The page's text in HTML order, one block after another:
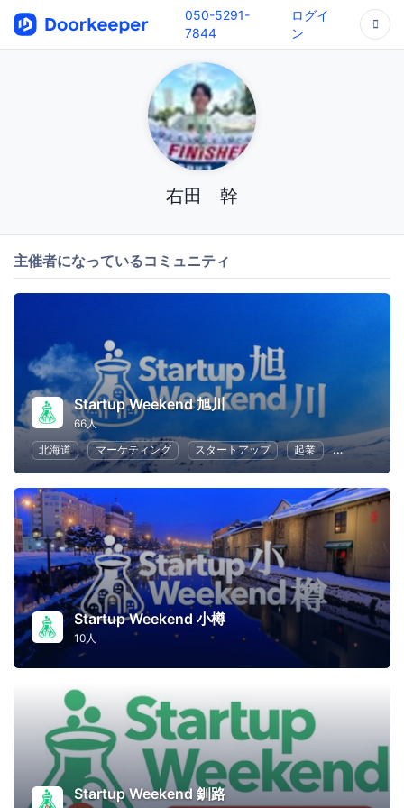
050-5291-
7844
ログイ
ン
右田 幹
主催者になっているコミュニティ
Startup Weekend 旭川
66人
北海道
マーケティング スタートアップ 起業 ビジネス戦略
Startup Weekend 小樽
10人
Startup Weekend 釧路